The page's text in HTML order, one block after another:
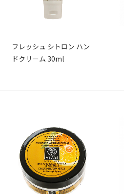
フレッシュ シトロン ハン
ドクリーム 30ml